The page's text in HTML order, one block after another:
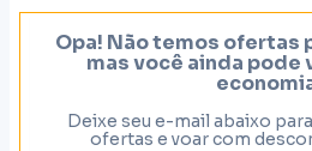
Opa! Não temos ofertas
mas você ainda pode
Deixe seu e-mail abaixo
ofertas e voar com